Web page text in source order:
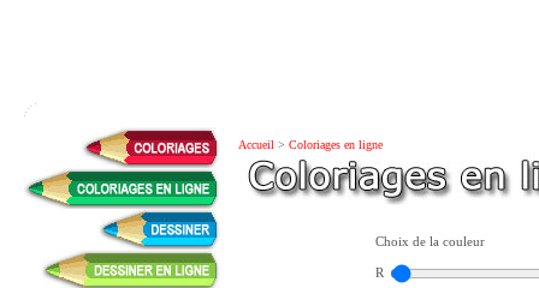
Accueil > Coloriages en ligne
Choix de la couleur
R